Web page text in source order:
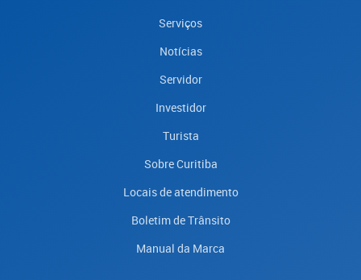
Serviços
Notícias
Servidor
Investidor
Turista
Sobre Curitiba
Locais de atendimento
Boletim de Trânsito
Manual da Marca